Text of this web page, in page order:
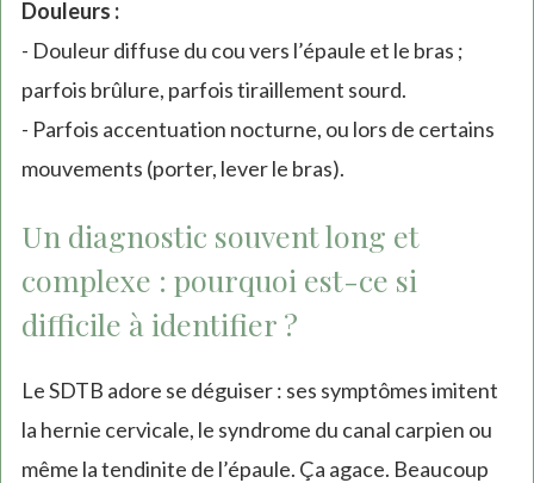
Douleurs :
- Douleur diffuse du cou vers l’épaule et le bras ;
parfois brûlure, parfois tiraillement sourd.
- Parfois accentuation nocturne, ou lors de certains
mouvements (porter, lever le bras).
Un diagnostic souvent long et
complexe : pourquoi est-ce si
difficile à identifier ?
Le SDTB adore se déguiser : ses symptômes imitent
la hernie cervicale, le syndrome du canal carpien ou
même la tendinite de l’épaule. Ça agace. Beaucoup